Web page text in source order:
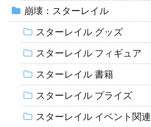
崩壊：スターレイル
スターレイル グッズ
スターレイル フィギュア
スターレイル 書籍
スターレイル プライズ
スターレイル イベント関連